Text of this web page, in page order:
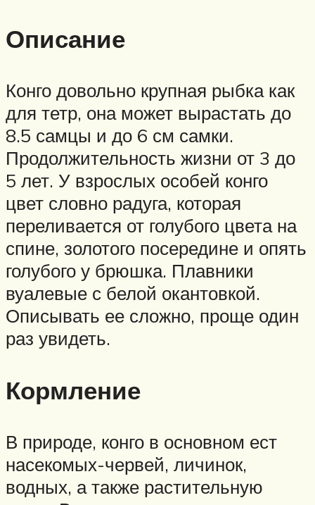
Описание
Конго довольно крупная рыбка как
для тетр, она может вырастать до
8.5 самцы и до 6 см самки.
Продолжительность жизни от 3 до
5 лет. У взрослых особей конго
цвет словно радуга, которая
переливается от голубого цвета на
спине, золотого посередине и опять
голубого у брюшка. Плавники
вуалевые с белой окантовкой.
Описывать ее сложно, проще один
раз увидеть.
Кормление
В природе, конго в основном ест
насекомых-червей, личинок,
водных, а также растительную